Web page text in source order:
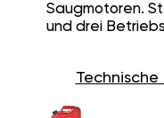
Saugmotoren.
und drei